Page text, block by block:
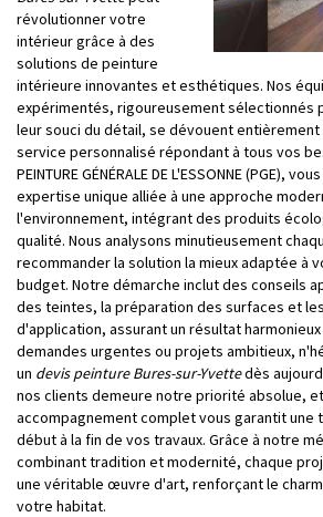
révolutionner votre
intérieur grâce à des
solutions de peinture
intérieure innovantes et esthétiques. Nos
expérimentés, rigoureusement sélectionnés
leur souci du détail, se dévouent entièrement
service personnalisé répondant à tous vos
PEINTURE GÉNÉRALE DE L'ESSONNE (PGE),
expertise unique alliée à une approche
l'environnement, intégrant des produits
qualité. Nous analysons minutieusement
recommander la solution la mieux adaptée à
budget. Notre démarche inclut des conseils
des teintes, la préparation des surfaces et
d'application, assurant un résultat
demandes urgentes ou projets ambitieux,
un devis peinture Bures-sur-Yvettedès
nos clients demeure notre priorité absolue,
accompagnement complet vous garantit une
début à la fin de vos travaux. Grâce à notre
combinant tradition et modernité, chaque
une véritable œuvre d'art, renforçant le
votre habitat.